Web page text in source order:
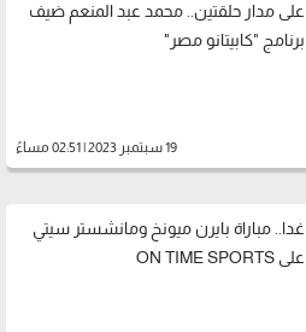
على مدار حلقتين.. محمد عبد المنعم ضيف
برنامج "كابيتانو مصر"
19 سبتمبر 2023 | 02:51 مساءً
غدا.. مباراة بايرن ميونخ ومانشستر سيتي
على ON TIME SPORTS